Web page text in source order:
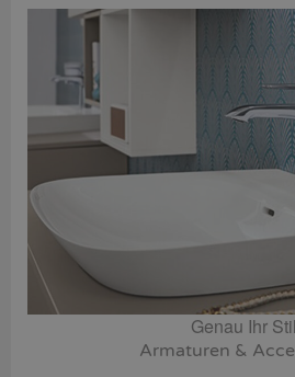
Genau Ihr
Armaturen &